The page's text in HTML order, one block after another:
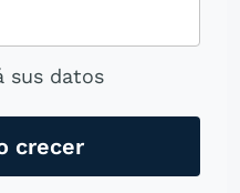
sus datos
de
con el fin de
crecer